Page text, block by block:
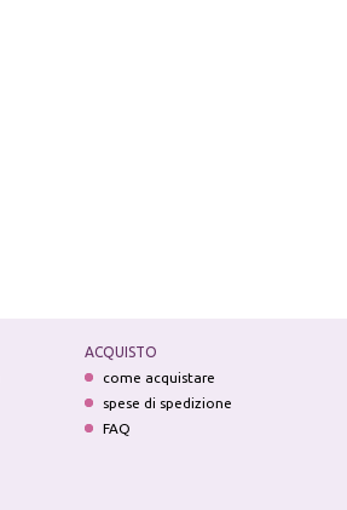
ACQUISTO
come acquistare
spese di spedizione
FAQ